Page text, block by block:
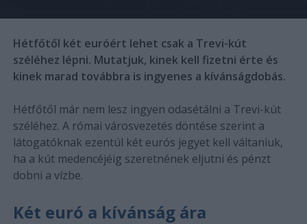
Hétfőtől két euróért lehet csak a Trevi-kút
széléhez lépni. Mutatjuk, kinek kell fizetni érte és
kinek marad továbbra is ingyenes a kívánságdobás.
Hétfőtől már nem lesz ingyen odasétálni a Trevi-kút
széléhez. A római városvezetés döntése szerint a
látogatóknak ezentúl két eurós jegyet kell váltaniuk,
ha a kút medencéjéig szeretnének eljutni és pénzt
dobni a vízbe.
Két euró a kívánság ára